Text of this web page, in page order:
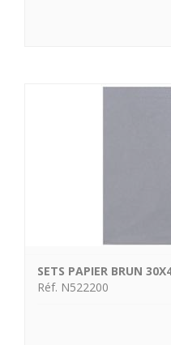
SETS PAPIER BRUN
Réf. N522200